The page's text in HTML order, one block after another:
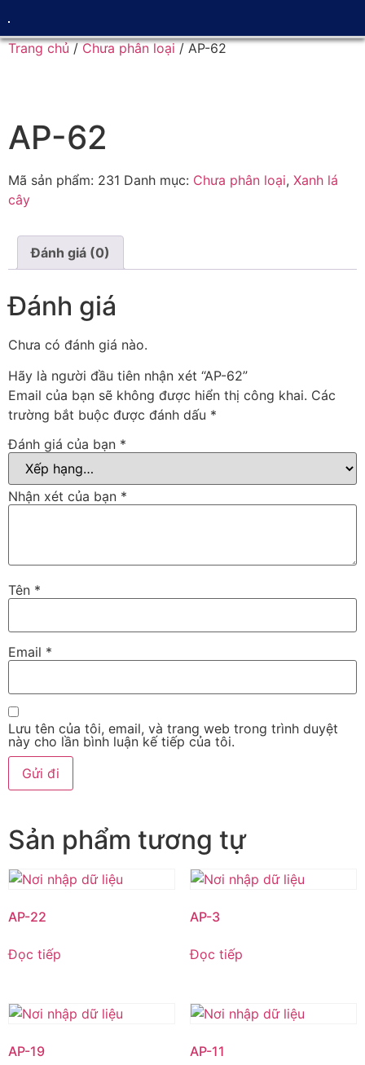
Trang chủ / Chưa phân loại / AP-62
AP-62
Mã sản phẩm: 231 Danh mục: Chưa phân loại, Xanh lá
cây
Đánh giá (0)
Đánh giá
Chưa có đánh giá nào.
Hãy là người đầu tiên nhận xét “AP-62”
Email của bạn sẽ không được hiển thị công khai. Các
trường bắt buộc được đánh dấu *
Đánh giá của bạn *
Nhận xét của bạn *
Tên *
Email *
Lưu tên của tôi, email, và trang web trong trình duyệt
này cho lần bình luận kế tiếp của tôi.
Sản phẩm tương tự
AP-22
Đọc tiếp
AP-3
Đọc tiếp
AP-19 AP-11